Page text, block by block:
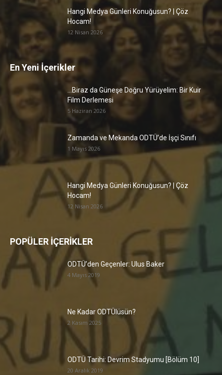
Hangi Medya Günleri Konuğusun? | Çöz
Hocam!
12 Nisan 2026
En Yeni İçerikler
…Biraz da Güneşe Doğru Yürüyelim: Bir Kuir
Film Derlemesi
5 Haziran 2026
Zamanda ve Mekanda ODTÜ’de İşçi Sınıfı
1 Mayıs 2026
Hangi Medya Günleri Konuğusun? | Çöz
Hocam!
12 Nisan 2026
POPÜLER İÇERİKLER
ODTÜ’den Geçenler: Ulus Baker
4 Mayıs 2019
Ne Kadar ODTÜlüsün?
2 Kasım 2025
ODTÜ Tarihi: Devrim Stadyumu [Bölüm 10]
20 Aralık 2019